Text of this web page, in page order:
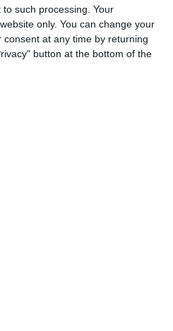
such processing. Your
only. You can change your
at any time by returning
button at the bottom of the
de postare
e-mailul şi conținutul mesajului, astfel încât
Nu vom folosi datele tale în alt scop.
noastră de confidenţialitate, unde vei